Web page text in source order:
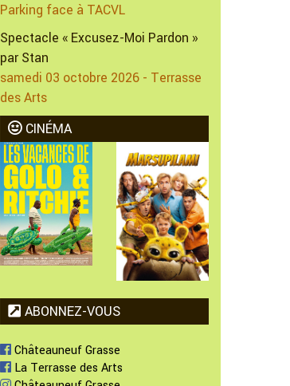
Parking face à TACVL
Spectacle « Excusez-Moi Pardon »
par Stan
samedi 03 octobre 2026 - Terrasse
des Arts
CINÉMA
ABONNEZ-VOUS
Châteauneuf Grasse
La Terrasse des Arts